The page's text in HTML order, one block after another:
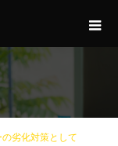
劣化対策として